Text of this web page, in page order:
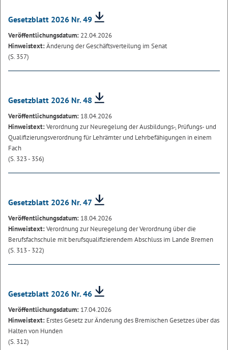
Gesetzblatt 2026 Nr. 49
Veröffentlichungsdatum: 22.04.2026
Hinweistext:Änderung der Geschäftsverteilung im Senat
(S. 357)
Gesetzblatt 2026 Nr. 48
Veröffentlichungsdatum: 18.04.2026
Hinweistext:Verordnung zur Neuregelung der Ausbildungs-, Prüfungs- und
Qualifizierungsverordnung für Lehrämter und Lehrbefähigungen in einem
Fach
(S. 323 - 356)
Gesetzblatt 2026 Nr. 47
Veröffentlichungsdatum: 18.04.2026
Hinweistext:Verordnung zur Neuregelung der Verordnung über die
Berufsfachschule mit berufsqualifizierendem Abschluss im Lande Bremen
(S. 313 - 322)
Gesetzblatt 2026 Nr. 46
Veröffentlichungsdatum: 17.04.2026
Hinweistext: Erstes Gesetz zur Änderung des Bremischen Gesetzes über das
Halten von Hunden
(S. 312)